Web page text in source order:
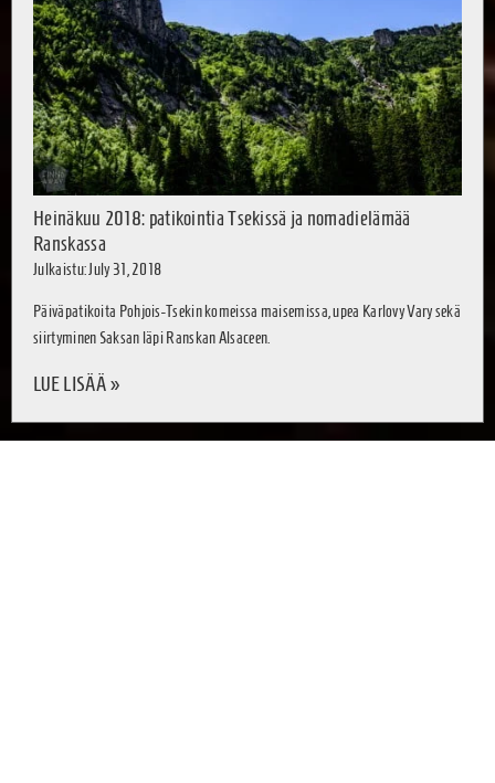
Heinäkuu 2018: patikointia Tsekissä ja nomadielämää
Ranskassa
Julkaistu: July 31, 2018
Päiväpatikoita Pohjois-Tsekin komeissa maisemissa, upea Karlovy Vary sekä
siirtyminen Saksan läpi Ranskan Alsaceen.
LUE LISÄÄ »